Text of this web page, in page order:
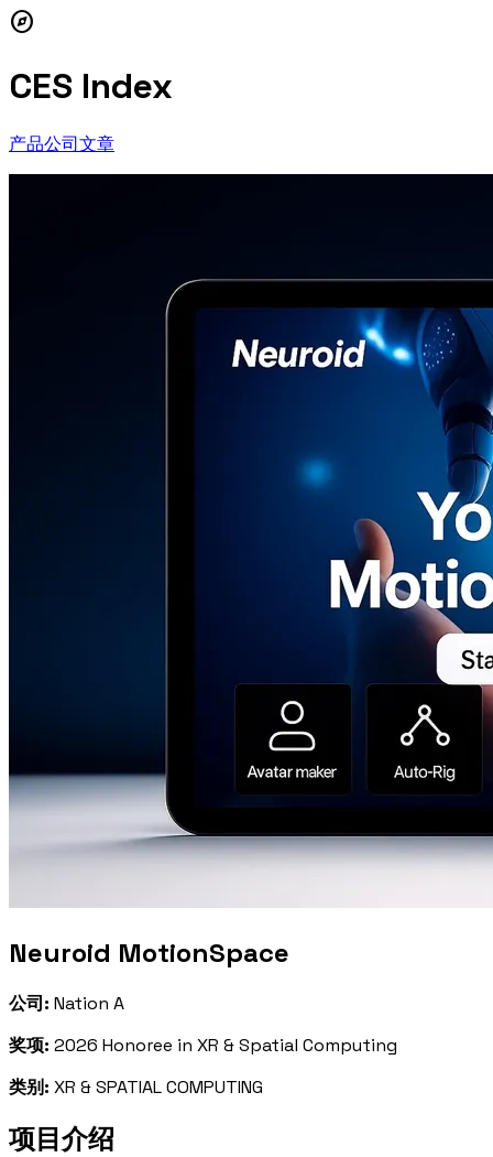
explore
CES Index
产品公司文章
Neuroid MotionSpace
公司: Nation A
奖项: 2026 Honoree in XR & Spatial Computing
类别: XR & SPATIAL COMPUTING
项目介绍